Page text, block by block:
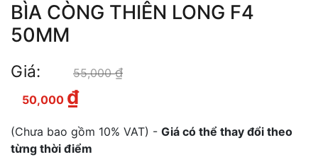
BÌA CÒNG THIÊN LONG F4
50MM
Giá: 55,000₫
50,000 ₫
(Chưa bao gồm 10% VAT) - Giá có thể thay đổi theo
từng thời điểm